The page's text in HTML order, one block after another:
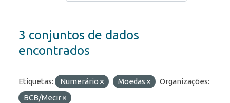
3 conjuntos de dados
encontrados
Etiquetas: Numerário Moedas
Organizações:
BCB/Mecir